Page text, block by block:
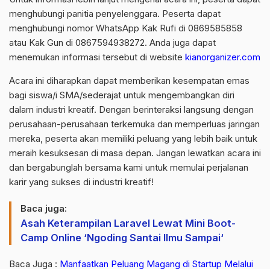
menghubungi panitia penyelenggara. Peserta dapat
menghubungi nomor WhatsApp Kak Rufi di 0869585858
atau Kak Gun di 0867594938272. Anda juga dapat
menemukan informasi tersebut di website kianorganizer.com
Acara ini diharapkan dapat memberikan kesempatan emas
bagi siswa/i SMA/sederajat untuk mengembangkan diri
dalam industri kreatif. Dengan berinteraksi langsung dengan
perusahaan-perusahaan terkemuka dan memperluas jaringan
mereka, peserta akan memiliki peluang yang lebih baik untuk
meraih kesuksesan di masa depan. Jangan lewatkan acara ini
dan bergabunglah bersama kami untuk memulai perjalanan
karir yang sukses di industri kreatif!
Baca juga:
Asah Keterampilan Laravel Lewat Mini Boot-
Camp Online ‘Ngoding Santai Ilmu Sampai‘
Baca Juga : Manfaatkan Peluang Magang di Startup Melalui